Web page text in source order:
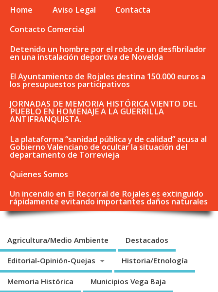
Home Aviso Legal
Contacta
Contacto Comercial
Detenido un hombre por el robo de un desfibrilador
en una instalación deportiva de Novelda
El Ayuntamiento de Rojales destina 150.000 euros a
los presupuestos participativos
JORNADAS DE MEMORIA HISTÓRICA VIENTO DEL
PUEBLO EN HOMENAJE A LA GUERRILLA
ANTIFRANQUISTA.
La plataforma “sanidad pública y de calidad” acusa al
Gobierno Valenciano de ocultar la situación del
departamento de Torrevieja
Quienes Somos
Un incendio en El Recorral de Rojales es extinguido
rápidamente evitando importantes daños naturales
Agricultura/Medio Ambiente Destacados
Editorial-Opinión-Quejas Historia/Etnología
Memoria Histórica Municipios Vega Baja